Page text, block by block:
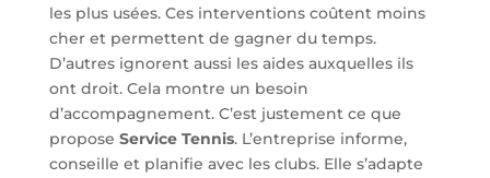
les plus usées. Ces interventions coûtent moins
cher et permettent de gagner du temps.
D’autres ignorent aussi les aides auxquelles ils
ont droit. Cela montre un besoin
d’accompagnement. C’est justement ce que
propose Service Tennis. L’entreprise informe,
conseille et planifie avec les clubs. Elle s’adapte